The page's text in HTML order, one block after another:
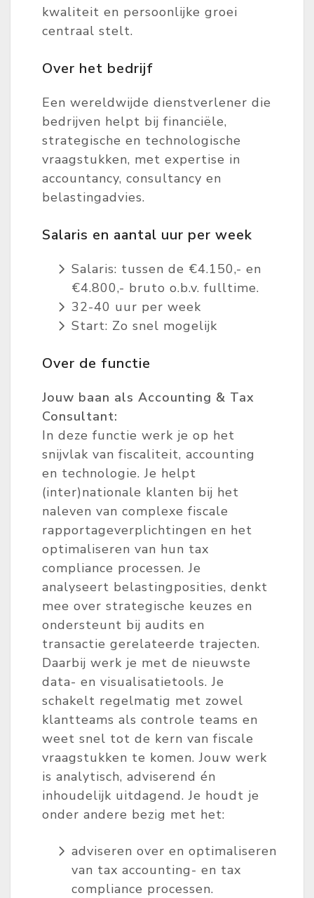
kwaliteit en persoonlijke groei
centraal stelt.
Over het bedrijf
Een wereldwijde dienstverlener die
bedrijven helpt bij financiële,
strategische en technologische
vraagstukken, met expertise in
accountancy, consultancy en
belastingadvies.
Salaris en aantal uur per week
Salaris: tussen de €4.150,- en
€4.800,- bruto o.b.v. fulltime.
32-40 uur per week
Start: Zo snel mogelijk
Over de functie
Jouw baan als Accounting & Tax
Consultant:
In deze functie werk je op het
snijvlak van fiscaliteit, accounting
en technologie. Je helpt
(inter)nationale klanten bij het
naleven van complexe fiscale
rapportageverplichtingen en het
optimaliseren van hun tax
compliance processen. Je
analyseert belastingposities, denkt
mee over strategische keuzes en
ondersteunt bij audits en
transactie gerelateerde trajecten.
Daarbij werk je met de nieuwste
data- en visualisatietools. Je
schakelt regelmatig met zowel
klantteams als controle teams en
weet snel tot de kern van fiscale
vraagstukken te komen. Jouw werk
is analytisch, adviserend én
inhoudelijk uitdagend. Je houdt je
onder andere bezig met het:
adviseren over en optimaliseren
van tax accounting- en tax
compliance processen.